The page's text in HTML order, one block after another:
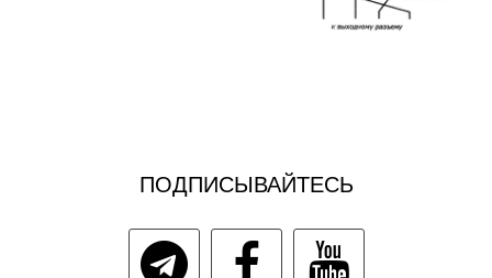
ПОДПИСЫВАЙТЕСЬ